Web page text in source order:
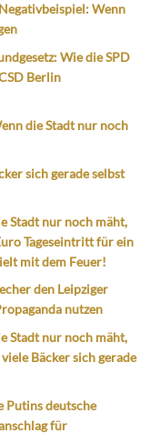
Wenn
Wie die SPD
Berlin
die Stadt nur noch
sich gerade selbst
Stadt nur noch mäht,
Tageseintritt für ein
mit dem Feuer!
den Leipziger
nutzen
Stadt nur noch mäht,
Bäcker sich gerade
Putins deutsche
für